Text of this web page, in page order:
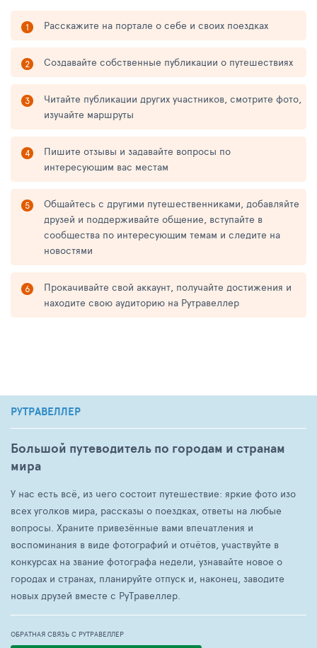
Расскажите на портале о себе и своих поездках
Создавайте собственные публикации о путешествиях
Читайте публикации других участников, смотрите фото,
изучайте маршруты
Пишите отзывы и задавайте вопросы по
интересующим вас местам
Общайтесь с другими путешественниками, добавляйте
друзей и поддерживайте общение, вступайте в
сообщества по интересующим темам и следите на
новостями
Прокачивайте свой аккаунт, получайте достижения и
находите свою аудиторию на Рутравеллер
РУТРАВЕЛЛЕР
Большой путеводитель по городам и странам
мира
У нас есть всё, из чего состоит путешествие: яркие фото изо
всех уголков мира, рассказы о поездках, ответы на любые
вопросы. Храните привезённые вами впечатления и
воспоминания в виде фотографий и отчётов, участвуйте в
конкурсах на звание фотографа недели, узнавайте новое о
городах и странах, планируйте отпуск и, наконец, заводите
новых друзей вместе с РуТравеллер.
ОБРАТНАЯ СВЯЗЬ С РУТРАВЕЛЛЕР